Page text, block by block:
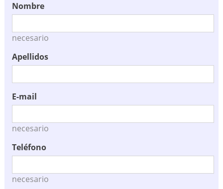
Nombre
necesario
Apellidos
E-mail
necesario
Teléfono
necesario